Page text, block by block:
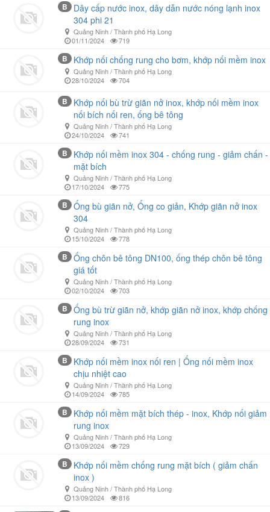
B
Dây cấp nước inox, dây dẫn nước nóng lạnh inox
304 phi 21
Quảng Ninh / Thành phố Hạ Long
01/11/2024
719
B Khớp nối chống rung cho bơm, khớp nối mềm inox
Quảng Ninh / Thành phố Hạ Long
28/10/2024
704
B
Khớp nối bù trừ giãn nở inox, khớp nối mềm inox
nối bích nối ren, ống bê tông
Quảng Ninh / Thành phố Hạ Long
24/10/2024
741
B
Khớp nối mềm inox 304 - chống rung - giảm chấn -
mặt bích
Quảng Ninh / Thành phố Hạ Long
17/10/2024
775
B
Ống bù giãn nở, Ống co giản, Khớp giãn nở inox
304
Quảng Ninh / Thành phố Hạ Long
15/10/2024
778
B
Ống chôn bê tông DN100, ống thép chôn bê tông
giá tốt
Quảng Ninh / Thành phố Hạ Long
02/10/2024
703
B
Ống bù trừ giãn nở, khớp giãn nở inox, khớp chống
rung inox
Quảng Ninh / Thành phố Hạ Long
28/09/2024
731
B
Khớp nối mềm inox nối ren | Ống nối mềm inox
chịu nhiệt cao
Quảng Ninh / Thành phố Hạ Long
14/09/2024
785
B
Khớp nối mềm mặt bích thép - inox, Khớp nối giảm
rung inox
Quảng Ninh / Thành phố Hạ Long
13/09/2024
729
B
Khớp nối mềm chống rung mặt bích ( giảm chấn
inox )
Quảng Ninh / Thành phố Hạ Long
13/09/2024
816